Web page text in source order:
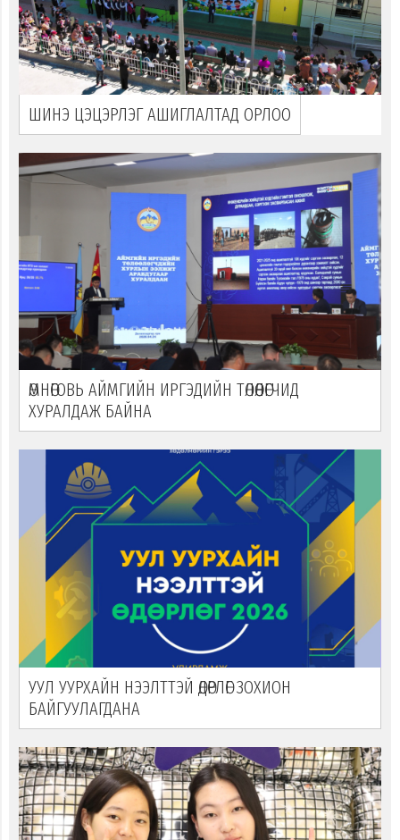
ШИНЭ ЦЭЦЭРЛЭГ АШИГЛАЛТАД ОРЛОО
ӨМНӨГОВЬ АЙМГИЙН ИРГЭДИЙН ТӨЛӨӨЛӨГЧИД
ХУРАЛДАЖ БАЙНА
УУЛ УУРХАЙН НЭЭЛТТЭЙ ӨДӨРЛӨГ ЗОХИОН
БАЙГУУЛАГДАНА